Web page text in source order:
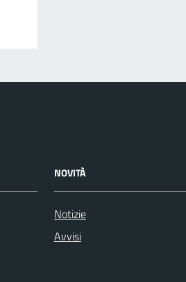
NOVITÀ
Notizie
Avvisi